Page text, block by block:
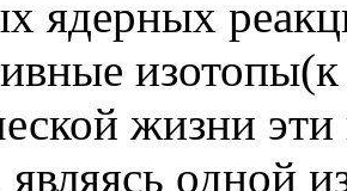
ядерных
жизни
одной